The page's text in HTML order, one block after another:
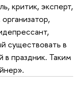
критик, эксперт,
существовать в
праздник. Таким